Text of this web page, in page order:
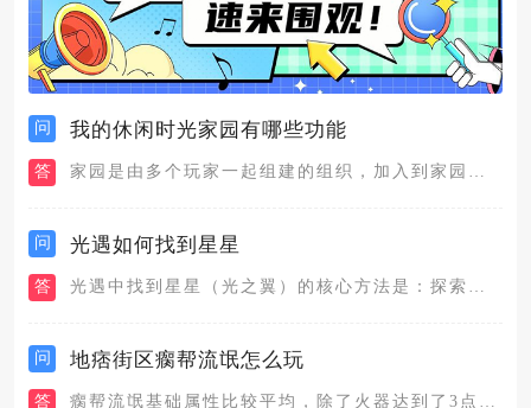
问 我的休闲时光家园有哪些功能
答
问 光遇如何找到星星
答
问 地痞街区瘸帮流氓怎么玩
答